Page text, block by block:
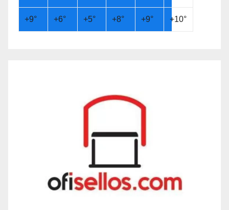
+9° +6° +5° +8° +9° +10°